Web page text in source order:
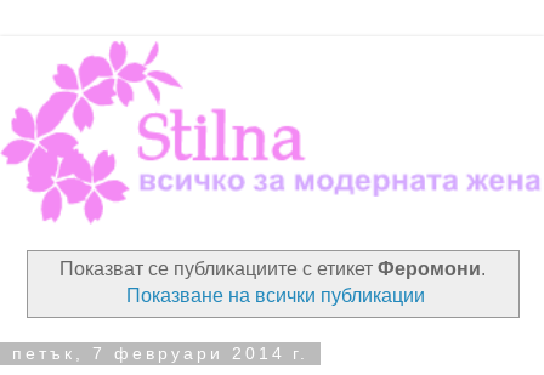
Показват се публикациите с етикет Феромони.
Показване на всички публикации
петък, 7 февруари 2014 г.